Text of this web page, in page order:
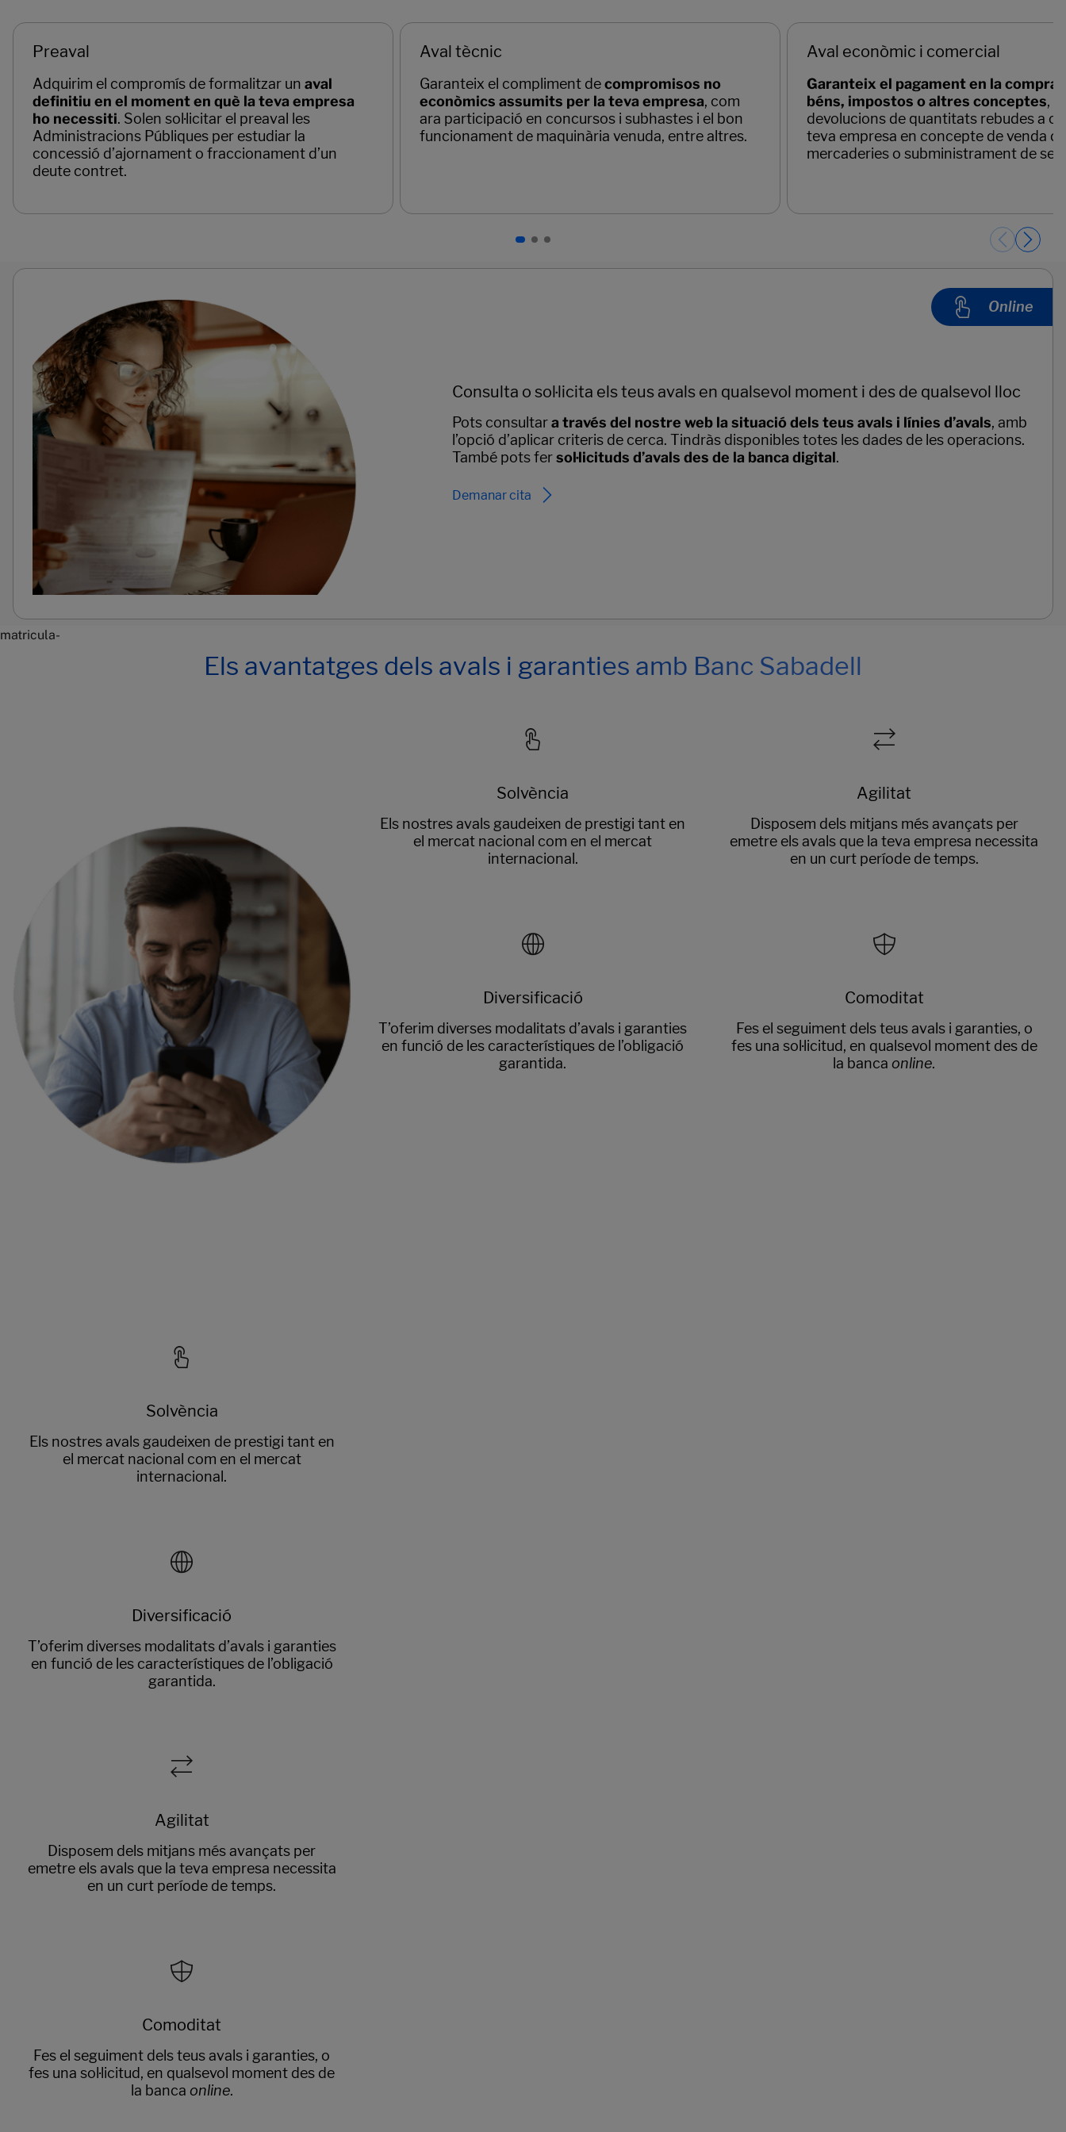
Preaval
Adquirim el compromís de formalitzar un aval
definitiu en el moment en què la teva empresa
ho necessiti. Solen sol·licitar el preaval les
Administracions Públiques per estudiar la
concessió d’ajornament o fraccionament d’un
deute contret.
Aval tècnic
Garanteix el compliment decompromisos no
econòmics assumits per la teva empresa, com
ara participació en concursos i subhastes i el bon
funcionament de maquinària venuda, entre altres.
Aval econòmic i comercial
Garanteix el pagament en la
béns, impostos o altres conceptes,
devolucions de quantitats rebudes a
teva empresa en concepte de venda de
mercaderies o subministrament de
Online
Consulta o sol·licita els teus avals en qualsevol moment i des de qualsevol lloc
Pots consultara través del nostre web la situació dels teus avals i línies d’avals, amb
l’opció d’aplicar criteris de cerca. Tindràs disponibles totes les dades de les operacions.
També pots fersol·licituds d’avals des de la banca digital.
Demanar cita
matricula-
Els avantatges dels avals i garanties amb Banc Sabadell
Solvència
Els nostres avals gaudeixen de prestigi tant en
el mercat nacional com en el mercat
internacional.
Diversificació
T’oferim diverses modalitats d’avals i garanties
en funció de les característiques de l’obligació
garantida.
Agilitat
Disposem dels mitjans més avançats per
emetre els avals que la teva empresa necessita
en un curt període de temps.
Comoditat
Fes el seguiment dels teus avals i garanties, o
fes una sol·licitud, en qualsevol moment des de
la banca online.
Solvència
Els nostres avals gaudeixen de prestigi tant en
el mercat nacional com en el mercat
internacional.
Diversificació
T’oferim diverses modalitats d’avals i garanties
en funció de les característiques de l’obligació
garantida.
Agilitat
Disposem dels mitjans més avançats per
emetre els avals que la teva empresa necessita
en un curt període de temps.
Comoditat
Fes el seguiment dels teus avals i garanties, o
fes una sol·licitud, en qualsevol moment des de
la banca online.